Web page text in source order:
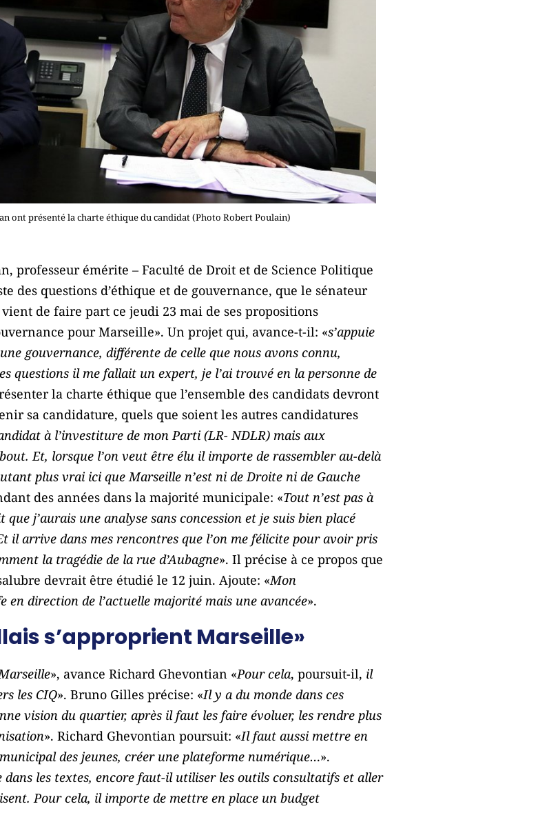
ont présenté la charte éthique du candidat (Photo Robert Poulain)
professeur émérite – Faculté de Droit et de Science Politique
des questions d’éthique et de gouvernance, que le sénateur
de faire part ce jeudi 23 mai de ses propositions
pour Marseille». Un projet qui, avance-t-il: «s’appuie
gouvernance, différente de celle que nous avons connu,
questions il me fallait un expert, je l’ai trouvé en la personne de
la charte éthique que l’ensemble des candidats devront
sa candidature, quels que soient les autres candidatures
à l’investiture de mon Parti (LR- NDLR) mais aux
Et, lorsque l’on veut être élu il importe de rassembler au-delà
plus vrai ici que Marseille n’est ni de Droite ni de Gauche
des années dans la majorité municipale: «Tout n’est pas à
j’aurais une analyse sans concession et je suis bien placé
il arrive dans mes rencontres que l’on me félicite pour avoir pris
la tragédie de la rue d’Aubagne». Il précise à ce propos que
devrait être étudié le 12 juin. Ajoute: «Mon
en direction de l’actuelle majorité mais une avancée».
s’approprient Marseille»
», avance Richard Ghevontian «Pour cela, poursuit-il, il
les CIQ». Bruno Gilles précise: «Il y a du monde dans ces
vision du quartier, après il faut les faire évoluer, les rendre plus
». Richard Ghevontian poursuit: «Il faut aussi mettre en
des jeunes, créer une plateforme numérique…».
les textes, encore faut-il utiliser les outils consultatifs et aller
Pour cela, il importe de mettre en place un budget